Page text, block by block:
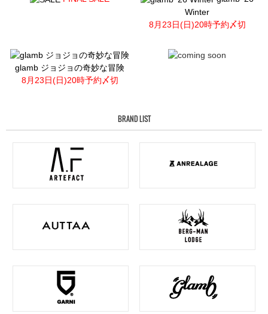
Winter
8月23日(日)20時予約〆切
glamb ジョジョの奇妙な冒険
8月23日(日)20時予約〆切
BRAND LIST